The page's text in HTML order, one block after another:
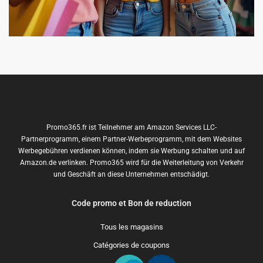
Promo365.fr ist Teilnehmer am Amazon Services LLC-
Partnerprogramm, einem Partner-Werbeprogramm, mit dem Websites
Werbegebühren verdienen können, indem sie Werbung schalten und auf
Amazon.de verlinken. Promo365 wird für die Weiterleitung von Verkehr
und Geschäft an diese Unternehmen entschädigt.
Code promo et Bon de reduction
Tous les magasins
Catégories de coupons